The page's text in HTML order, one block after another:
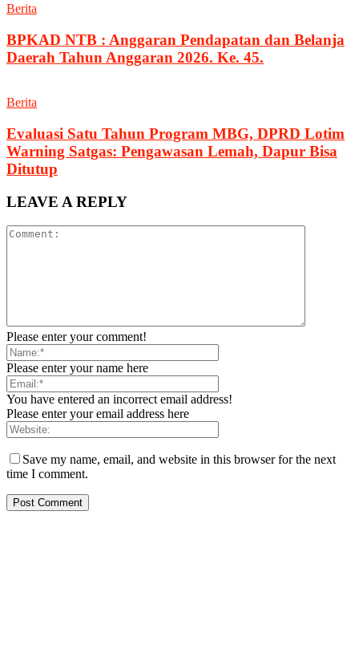
Berita
BPKAD NTB : Anggaran Pendapatan dan Belanja
Daerah Tahun Anggaran 2026. Ke. 45.
Berita
Evaluasi Satu Tahun Program MBG, DPRD Lotim
Warning Satgas: Pengawasan Lemah, Dapur Bisa
Ditutup
LEAVE A REPLY
Please enter your comment!
Please enter your name here
You have entered an incorrect email address!
Please enter your email address here
Save my name, email, and website in this browser for the next
time I comment.